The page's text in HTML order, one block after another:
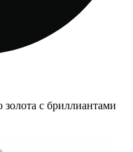
с бриллиантами